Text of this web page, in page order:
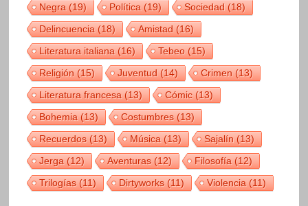
Negra(19) Política(19) Sociedad(18)
Delincuencia(18) Amistad(16)
Literatura italiana(16) Tebeo(15)
Religión(15) Juventud(14) Crimen(13)
Literatura francesa(13) Cómic(13)
Bohemia(13) Costumbres(13)
Recuerdos(13) Música(13) Sajalín(13)
Jerga(12) Aventuras(12) Filosofía(12)
Trilogías(11) Dirtyworks(11) Violencia(11)